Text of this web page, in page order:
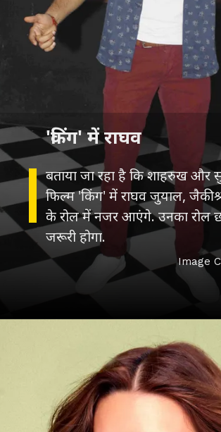
बताया जा रहा है कि शाहरुख और
फिल्म 'किंग' में राघव जुयाल, जैकी
के रोल में नजर आएंगे. उनका रोल
जरूरी होगा.
'किंग' में राघव
Image